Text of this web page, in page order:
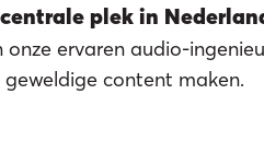
plek in
ervaren audio-
content maken.